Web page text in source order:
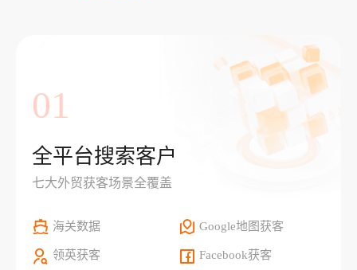
01
全平台搜索客户
七大外贸获客场景全覆盖
海关数据 Google地图获客
领英获客 Facebook获客